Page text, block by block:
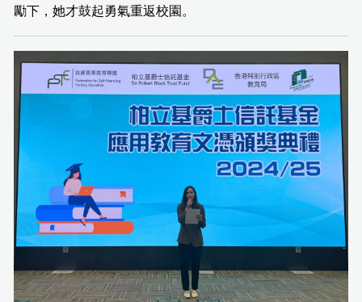
勵下，她才鼓起勇氣重返校園。